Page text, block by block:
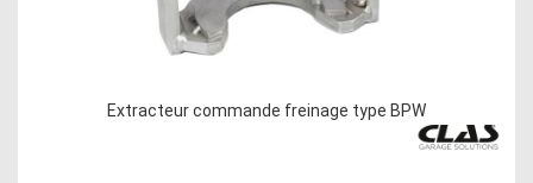
Extracteur commande freinage type BPW